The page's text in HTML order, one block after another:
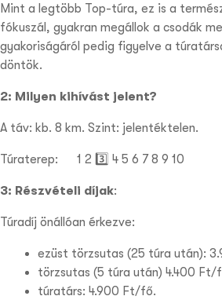
Mint a legtöbb Top-túra, ez is a
fókuszál, gyakran megállok a csodák
gyakoriságáról pedig figyelve a
döntök.
2: Milyen kihívást jelent?
A táv: kb. 8 km. Szint: jelentéktelen.
Túraterep: 1 2 3️⃣ 4 5 6 7 8 9 10
3: Részvételi díjak:
Túradíj önállóan érkezve:
ezüst törzsutas (25 túra után):
törzsutas (5 túra után) 4.400 Ft/
túratárs: 4.900 Ft/fő.